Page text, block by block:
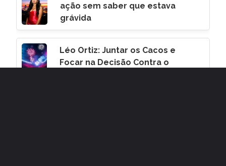
ação sem saber que estava
grávida
Léo Ortiz: Juntar os Cacos e
Focar na Decisão Contra o